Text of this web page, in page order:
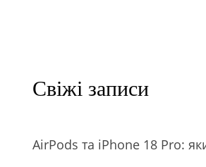
Свіжі записи
АirРods та iРhone 18 Рro: